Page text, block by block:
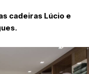
cadeiras Lúcio e